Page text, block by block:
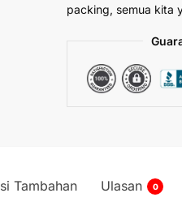
packing, semua kita
Tambahan Ulasan 0